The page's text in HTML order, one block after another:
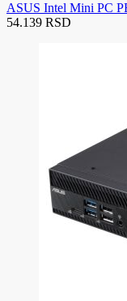
ASUS Intel Mini PC
54.139 RSD